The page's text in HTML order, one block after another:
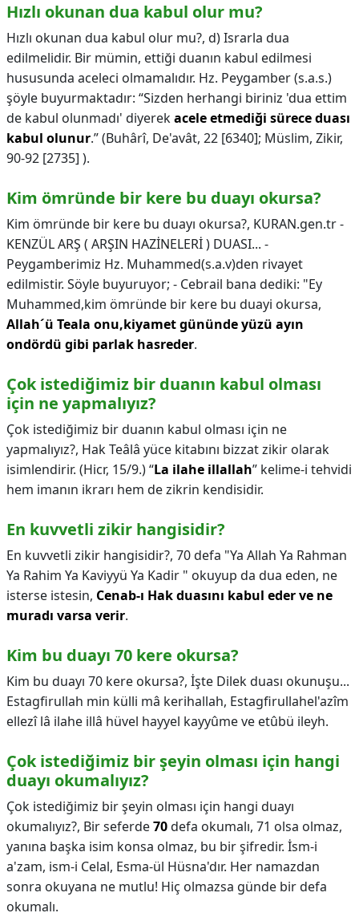
Hızlı okunan dua kabul olur mu?
Hızlı okunan dua kabul olur mu?, d) Israrla dua
edilmelidir. Bir mümin, ettiği duanın kabul edilmesi
hususunda aceleci olmamalıdır. Hz. Peygamber (s.a.s.)
şöyle buyurmaktadır: “Sizden herhangi biriniz 'dua ettim
de kabul olunmadı' diyerekacele etmediği sürece duası
kabul olunur.” (Buhârî, De'avât, 22 [6340]; Müslim, Zikir,
90-92 [2735] ).
Kim ömründe bir kere bu duayı okursa?
Kim ömründe bir kere bu duayı okursa?, KURAN.gen.tr -
KENZÜL ARŞ ( ARŞIN HAZİNELERİ ) DUASI... -
Peygamberimiz Hz. Muhammed(s.a.v)den rivayet
edilmistir. Söyle buyuruyor; - Cebrail bana dediki: "Ey
Muhammed,kim ömründe bir kere bu duayi okursa,
Allah´ü Teala onu,kiyamet gününde yüzü ayın
ondördü gibi parlak hasreder.
Çok istediğimiz bir duanın kabul olması
için ne yapmalıyız?
Çok istediğimiz bir duanın kabul olması için ne
yapmalıyız?, Hak Teâlâ yüce kitabını bizzat zikir olarak
isimlendirir. (Hicr, 15/9.) “La ilahe illallah” kelime-i tehvidi
hem imanın ikrarı hem de zikrin kendisidir.
En kuvvetli zikir hangisidir?
En kuvvetli zikir hangisidir?, 70 defa "Ya Allah Ya Rahman
Ya Rahim Ya Kaviyyü Ya Kadir " okuyup da dua eden, ne
isterse istesin, Cenab-ı Hak duasını kabul eder ve ne
muradı varsa verir.
Kim bu duayı 70 kere okursa?
Kim bu duayı 70 kere okursa?, İşte Dilek duası okunuşu...
Estagfirullah min külli mâ kerihallah, Estagfirullahel'azîm
ellezî lâ ilahe illâ hüvel hayyel kayyûme ve etûbü ileyh.
Çok istediğimiz bir şeyin olması için hangi
duayı okumalıyız?
Çok istediğimiz bir şeyin olması için hangi duayı
okumalıyız?, Bir seferde70defa okumalı, 71 olsa olmaz,
yanına başka isim konsa olmaz, bu bir şifredir. İsm-i
a'zam, ism-i Celal, Esma-ül Hüsna'dır. Her namazdan
sonra okuyana ne mutlu! Hiç olmazsa günde bir defa
okumalı.